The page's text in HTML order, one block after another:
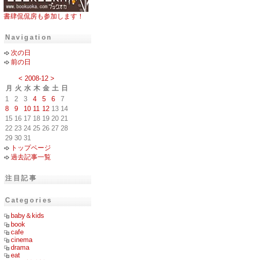
書肆侃侃房も参加します！
Navigation
次の日
前の日
< 2008-12 >
月
火 水 木 金 土 日
1
2 3 4 5 6
7
8
9 10 11 12 13 14
15 16 17 18 19 20 21
22 23 24 25 26 27 28
29 30 31
トップページ
過去記事一覧
注目記事
Categories
baby＆kids
book
cafe
cinema
drama
eat